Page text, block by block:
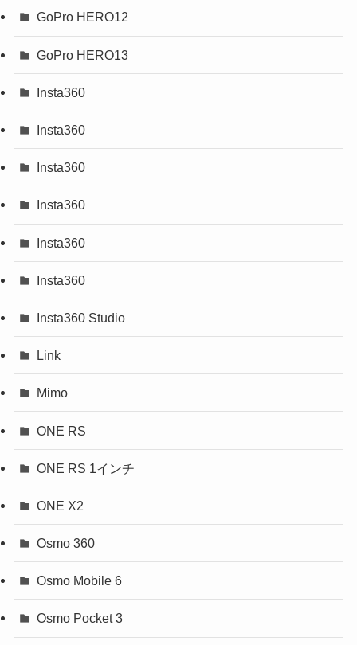
GoPro HERO12
GoPro HERO13
Insta360
Insta360
Insta360
Insta360
Insta360
Insta360
Insta360 Studio
Link
Mimo
ONE RS
ONE RS 1インチ
ONE X2
Osmo 360
Osmo Mobile 6
Osmo Pocket 3